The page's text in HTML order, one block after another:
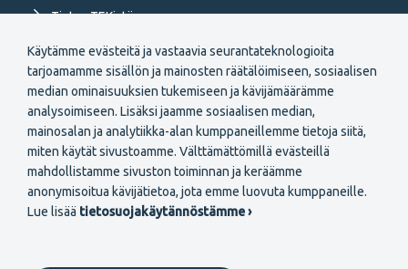
Käytämme evästeitä ja vastaavia seurantateknologioita
tarjoamamme sisällön ja mainosten räätälöimiseen, sosiaalisen
median ominaisuuksien tukemiseen ja kävijämäärämme
analysoimiseen. Lisäksi jaamme sosiaalisen median,
mainosalan ja analytiikka-alan kumppaneillemme tietoja siitä,
miten käytät sivustoamme. Välttämättömillä evästeillä
mahdollistamme sivuston toiminnan ja keräämme
anonymisoitua kävijätietoa, jota emme luovuta kumppaneille.
Lue lisää tietosuojakäytännöstämme ›
Tietoa TEKistä
Extranet
Secondary
Liity jäseneksi